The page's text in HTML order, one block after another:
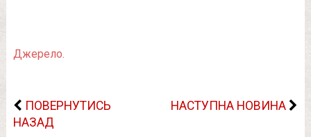
Джерело.
ПОВЕРНУТИСЬ
НАЗАД
НАСТУПНА НОВИНА